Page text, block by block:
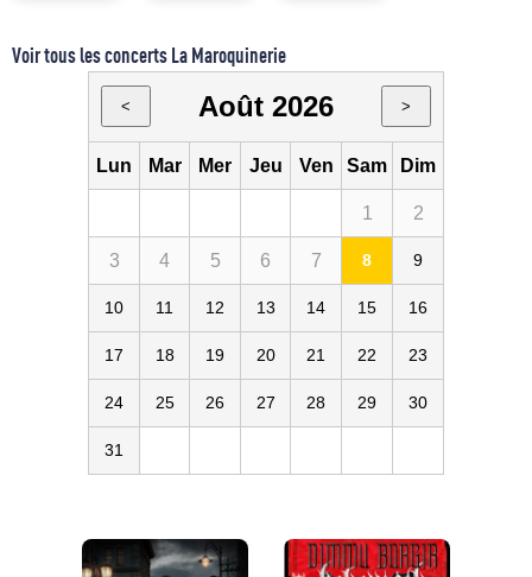
Voir tous les concerts La Maroquinerie
< Août 2026 >
Lun Mar Mer Jeu Ven Sam Dim
1 2
3 4 5 6 7 8 9
10 11 12 13 14 15 16
17 18 19 20 21 22 23
24 25 26 27 28 29 30
31